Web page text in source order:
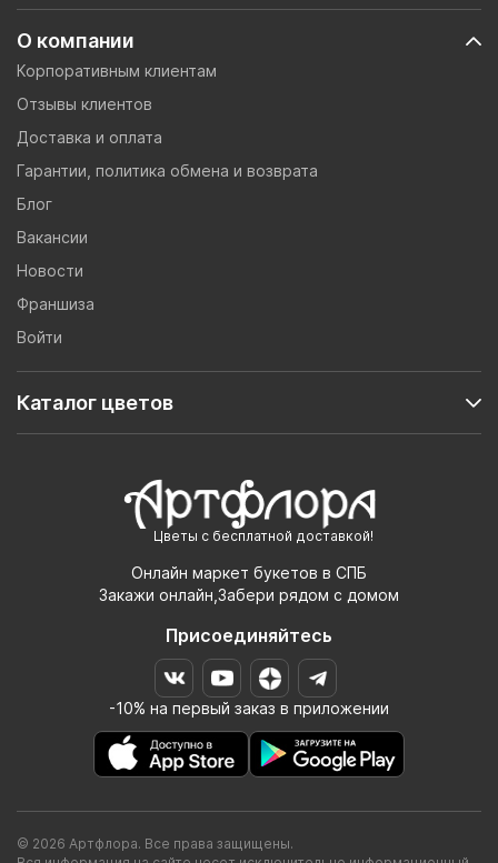
Цветы с бесплатной доставкой!
Онлайн маркет букетов в СПБ
Закажи онлайн,Забери рядом с домом
Присоединяйтесь
-10% на первый заказ в приложении
О компании
Корпоративным клиентам
Отзывы клиентов
Доставка и оплата
Гарантии, политика обмена и возврата
Блог
Вакансии
Новости
Франшиза
Войти
Каталог цветов
© 2026 Артфлора. Все права защищены.